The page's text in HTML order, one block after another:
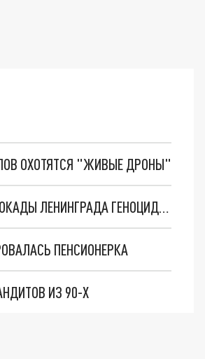
ОХОТЯТСЯ "ЖИВЫЕ ДРОНЫ"
ЖИТЕЛЬ ПЕТЕРБУРГА РЕШИЛ ОСПОРИТЬ В СУДЕ ПРИЗНАНИЕ БЛОКАДЫ ЛЕНИНГРАДА ГЕНОЦИДОМ
ПЕНСИОНЕРКА
ИЗ 90-Х